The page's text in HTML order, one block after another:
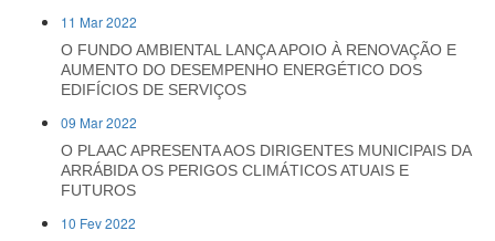
11 Mar 2022
O FUNDO AMBIENTAL LANÇA APOIO À RENOVAÇÃO E
AUMENTO DO DESEMPENHO ENERGÉTICO DOS
EDIFÍCIOS DE SERVIÇOS
09 Mar 2022
O PLAAC APRESENTA AOS DIRIGENTES MUNICIPAIS DA
ARRÁBIDA OS PERIGOS CLIMÁTICOS ATUAIS E
FUTUROS
10 Fev 2022